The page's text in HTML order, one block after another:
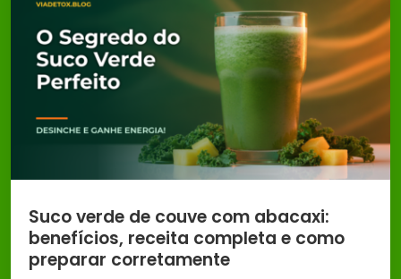
Suco verde de couve com abacaxi:
benefícios, receita completa e como
preparar corretamente